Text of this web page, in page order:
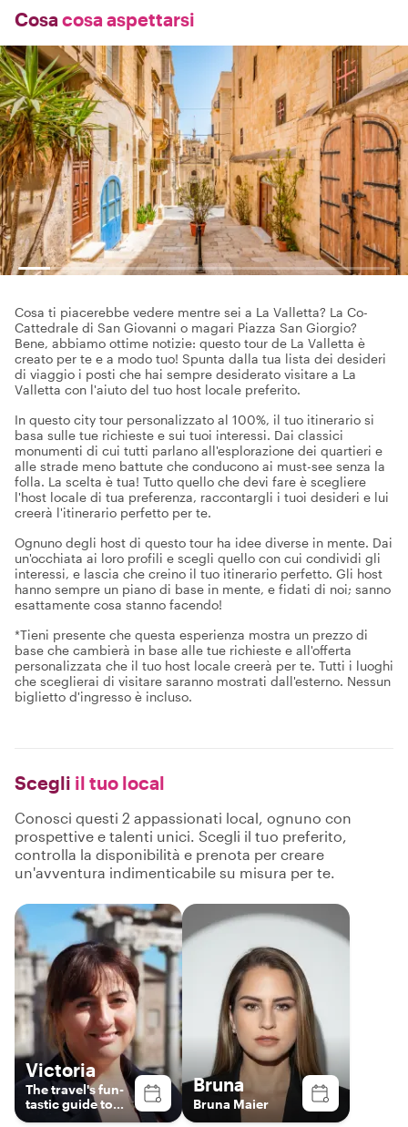
Cosa cosa aspettarsi
Cosa ti piacerebbe vedere mentre sei a La Valletta? La Co-
Cattedrale di San Giovanni o magari Piazza San Giorgio?
Bene, abbiamo ottime notizie: questo tour de La Valletta è
creato per te e a modo tuo! Spunta dalla tua lista dei desideri
di viaggio i posti che hai sempre desiderato visitare a La
Valletta con l'aiuto del tuo host locale preferito.
In questo city tour personalizzato al 100%, il tuo itinerario si
basa sulle tue richieste e sui tuoi interessi. Dai classici
monumenti di cui tutti parlano all'esplorazione dei quartieri e
alle strade meno battute che conducono ai must-see senza la
folla. La scelta è tua! Tutto quello che devi fare è scegliere
l'host locale di tua preferenza, raccontargli i tuoi desideri e lui
creerà l'itinerario perfetto per te.
Ognuno degli host di questo tour ha idee diverse in mente. Dai
un'occhiata ai loro profili e scegli quello con cui condividi gli
interessi, e lascia che creino il tuo itinerario perfetto. Gli host
hanno sempre un piano di base in mente, e fidati di noi; sanno
esattamente cosa stanno facendo!
*Tieni presente che questa esperienza mostra un prezzo di
base che cambierà in base alle tue richieste e all'offerta
personalizzata che il tuo host locale creerà per te. Tutti i luoghi
che sceglierai di visitare saranno mostrati dall'esterno. Nessun
biglietto d'ingresso è incluso.
Scegli il tuo local
Conosci questi 2 appassionati local, ognuno con
prospettive e talenti unici. Scegli il tuo preferito,
controlla la disponibilità e prenota per creare
un'avventura indimenticabile su misura per te.
Victoria
The travel's fun-
tastic guide to
exploring Malta!
Bruna
Bruna Maier